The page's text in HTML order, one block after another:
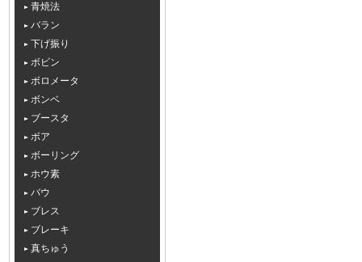
青焼法
バラン
下げ振り
ボビン
ボロメータ
ボンベ
ブースタ
ボア
ボーリング
ホウ素
バウ
ブレス
ブレーキ
真ちゅう